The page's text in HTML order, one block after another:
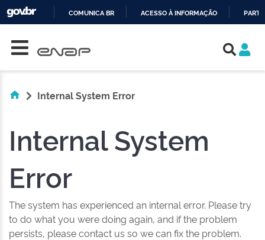
COMUNICA BR ACESSO À INFORMAÇÃO
Internal System Error
Internal System
Error
The system has experienced an internal error. Please try
to do what you were doing again, and if the problem
persists, please contact us so we can fix the problem.